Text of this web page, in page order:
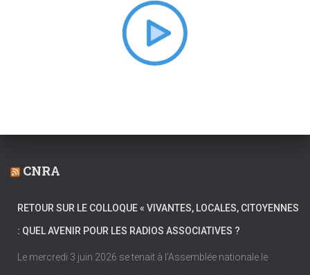
CNRA
RETOUR SUR LE COLLOQUE « VIVANTES, LOCALES, CITOYENNES
: QUEL AVENIR POUR LES RADIOS ASSOCIATIVES ?
Le mercredi 3 juin 2026 se tenait à l’Assemblée nationale le